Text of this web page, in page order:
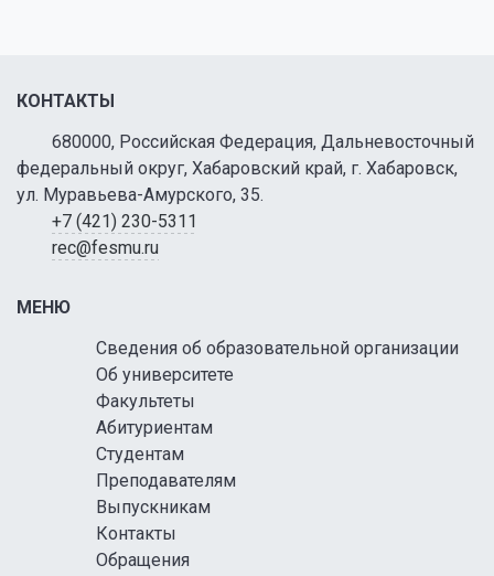
КОНТАКТЫ
680000, Российская Федерация, Дальневосточный
федеральный округ, Хабаровский край, г. Хабаровск,
ул. Муравьева-Амурского, 35.
+7 (421) 230-5311
rec@fesmu.ru
МЕНЮ
Сведения об образовательной организации
Об университете
Факультеты
Абитуриентам
Студентам
Преподавателям
Выпускникам
Контакты
Обращения